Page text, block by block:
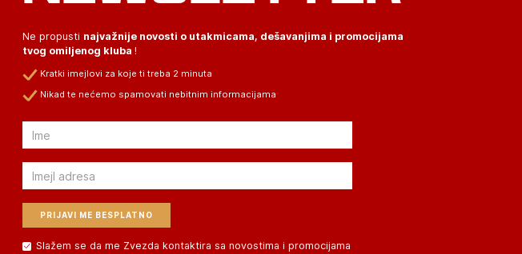
Ne propusti najvažnije novosti o utakmicama, dešavanjima i promocijama
tvog omiljenog kluba !
Kratki imejlovi za koje ti treba 2 minuta
Nikad te nećemo spamovati nebitnim informacijama
Email
Email
Slažem se da me Zvezda kontaktira sa novostima i promocijama